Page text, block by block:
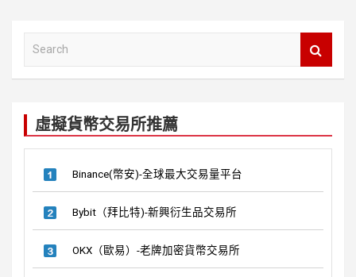
虛擬貨幣交易所推薦
Binance(幣安)-全球最大交易量平台
Bybit（拜比特)-新興衍生品交易所
OKX（歐易）-老牌加密貨幣交易所